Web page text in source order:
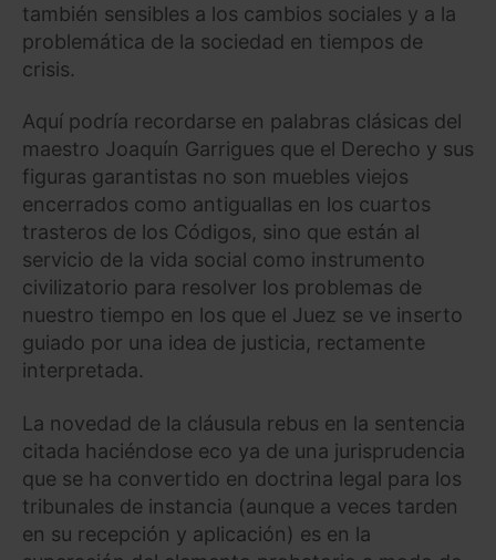
también sensibles a los cambios sociales y a la
problemática de la sociedad en tiempos de
crisis.
Aquí podría recordarse en palabras clásicas del
maestro Joaquín Garrigues que el Derecho y sus
figuras garantistas no son muebles viejos
encerrados como antiguallas en los cuartos
trasteros de los Códigos, sino que están al
servicio de la vida social como instrumento
civilizatorio para resolver los problemas de
nuestro tiempo en los que el Juez se ve inserto
guiado por una idea de justicia, rectamente
interpretada.
La novedad de la cláusula rebus en la sentencia
citada haciéndose eco ya de una jurisprudencia
que se ha convertido en doctrina legal para los
tribunales de instancia (aunque a veces tarden
en su recepción y aplicación) es en la